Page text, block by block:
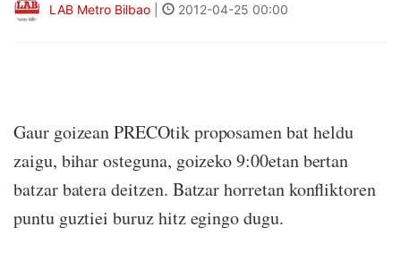
LAB Metro Bilbao 2012-04-25 00:00
Gaur goizean PRECOtik proposamen bat heldu
zaigu, bihar osteguna, goizeko 9:00etan bertan
batzar batera deitzen. Batzar horretan konfliktoren
puntu guztiei buruz hitz egingo dugu.